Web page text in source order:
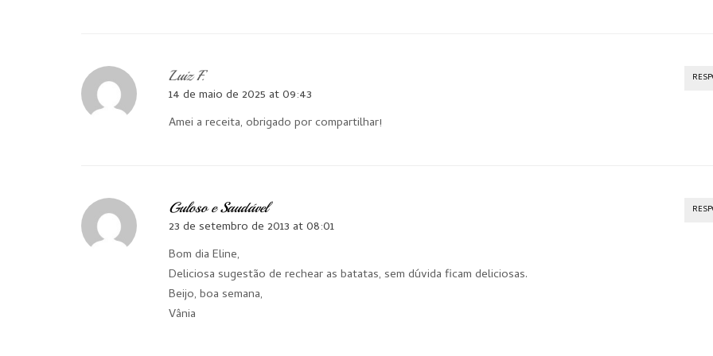
Luiz F.
14 de maio de 2025 at 09:43
Amei a receita, obrigado por compartilhar!
Guloso e Saudável
23 de setembro de 2013 at 08:01
Bom dia Eline,
Deliciosa sugestão de rechear as batatas, sem dúvida ficam deliciosas.
Beijo, boa semana,
Vânia